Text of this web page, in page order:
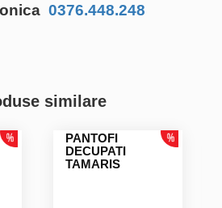
0376.448.248
similare
PANTOFI
DECUPATI
TAMARIS